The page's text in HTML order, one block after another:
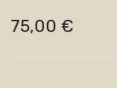
de
75,00 €